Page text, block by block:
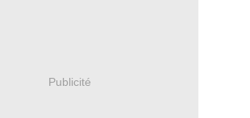
Publicité